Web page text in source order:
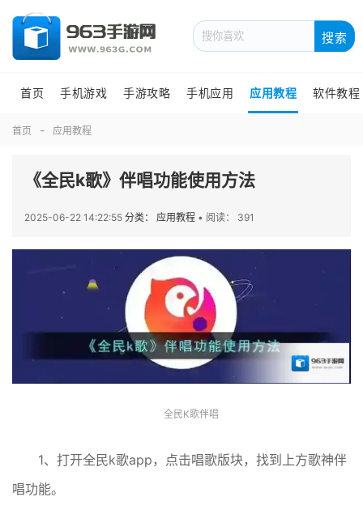
搜索
首页 手机游戏 手游攻略 手机应用 应用教程 软件教程
首页 应用教程
《全民k歌》伴唱功能使用方法
2025-06-22 14:22:55 分类： 应用教程 • 阅读： 391
全民K歌伴唱
1、打开全民k歌app，点击唱歌版块，找到上方歌神伴
唱功能。